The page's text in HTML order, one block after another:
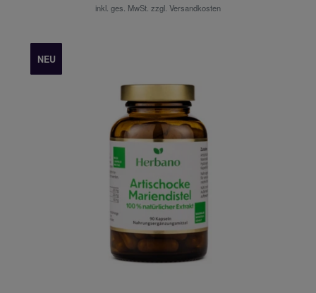
inkl. ges. MwSt. zzgl. Versandkosten
NEU